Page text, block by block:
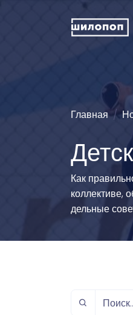
Иностранные языки
Развитие интеллекта
История и традиции
Главная
Как
коллективе,
дельные